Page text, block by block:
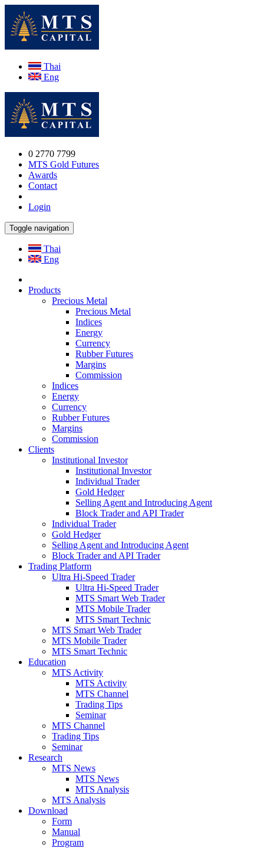
Thai
Eng
0 2770 7799
MTS Gold Futures
Awards
Contact
Login
Toggle navigation
Thai
Eng
Products
Precious Metal
Precious Metal
Indices
Energy
Currency
Rubber Futures
Margins
Commission
Indices
Energy
Currency
Rubber Futures
Margins
Commission
Clients
Institutional Investor
Institutional Investor
Individual Trader
Gold Hedger
Selling Agent and Introducing Agent
Block Trader and API Trader
Individual Trader
Gold Hedger
Selling Agent and Introducing Agent
Block Trader and API Trader
Trading Platform
Ultra Hi-Speed Trader
Ultra Hi-Speed Trader
MTS Smart Web Trader
MTS Mobile Trader
MTS Smart Technic
MTS Smart Web Trader
MTS Mobile Trader
MTS Smart Technic
Education
MTS Activity
MTS Activity
MTS Channel
Trading Tips
Seminar
MTS Channel
Trading Tips
Seminar
Research
MTS News
MTS News
MTS Analysis
MTS Analysis
Download
Form
Manual
Program